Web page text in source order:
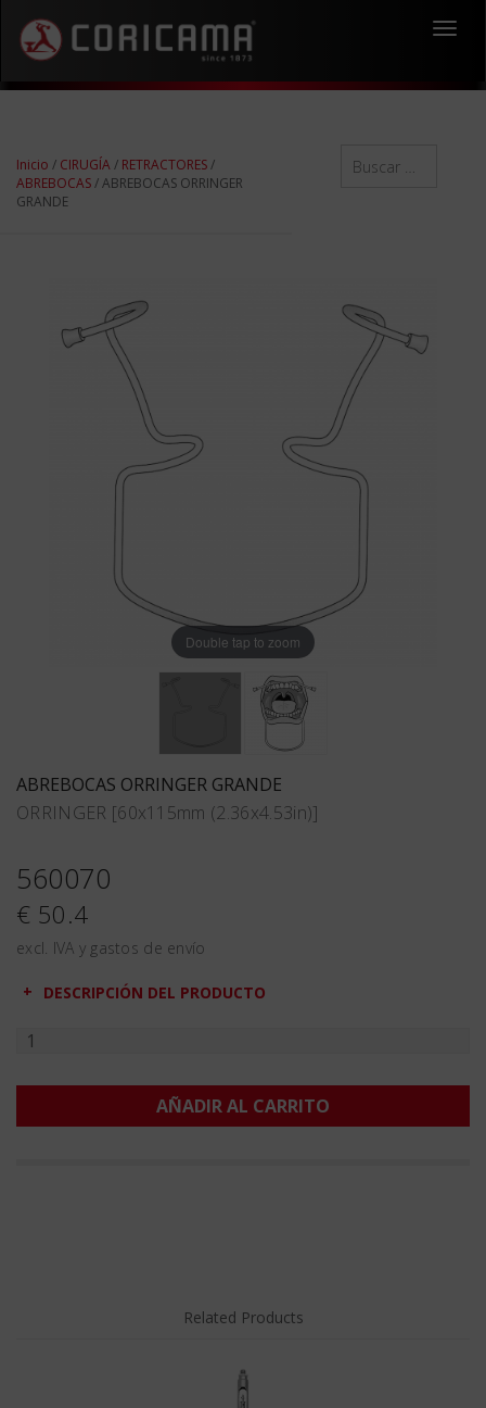
Inicio / CIRUGÍA/ RETRACTORES/
ABREBOCAS/ ABREBOCAS ORRINGER
GRANDE
Double tap to zoom
ABREBOCAS ORRINGER GRANDE
ORRINGER [60x115mm (2.36x4.53in)]
560070
€ 50.4
excl. IVA y gastos de envío
DESCRIPCIÓN DEL PRODUCTO
AÑADIR AL CARRITO
Related Products